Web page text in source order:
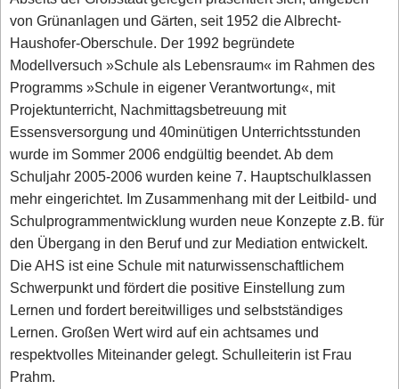
von Grünanlagen und Gärten, seit 1952 die Albrecht-
Haushofer-Oberschule. Der 1992 begründete
Modellversuch »Schule als Lebensraum« im Rahmen des
Programms »Schule in eigener Verantwortung«, mit
Projektunterricht, Nachmittagsbetreuung mit
Essensversorgung und 40minütigen Unterrichtsstunden
wurde im Sommer 2006 endgültig beendet. Ab dem
Schuljahr 2005-2006 wurden keine 7. Hauptschulklassen
mehr eingerichtet. Im Zusammenhang mit der Leitbild- und
Schulprogrammentwicklung wurden neue Konzepte z.B. für
den Übergang in den Beruf und zur Mediation entwickelt.
Die AHS ist eine Schule mit naturwissenschaftlichem
Schwerpunkt und fördert die positive Einstellung zum
Lernen und fordert bereitwilliges und selbstständiges
Lernen. Großen Wert wird auf ein achtsames und
respektvolles Miteinander gelegt. Schulleiterin ist Frau
Prahm.